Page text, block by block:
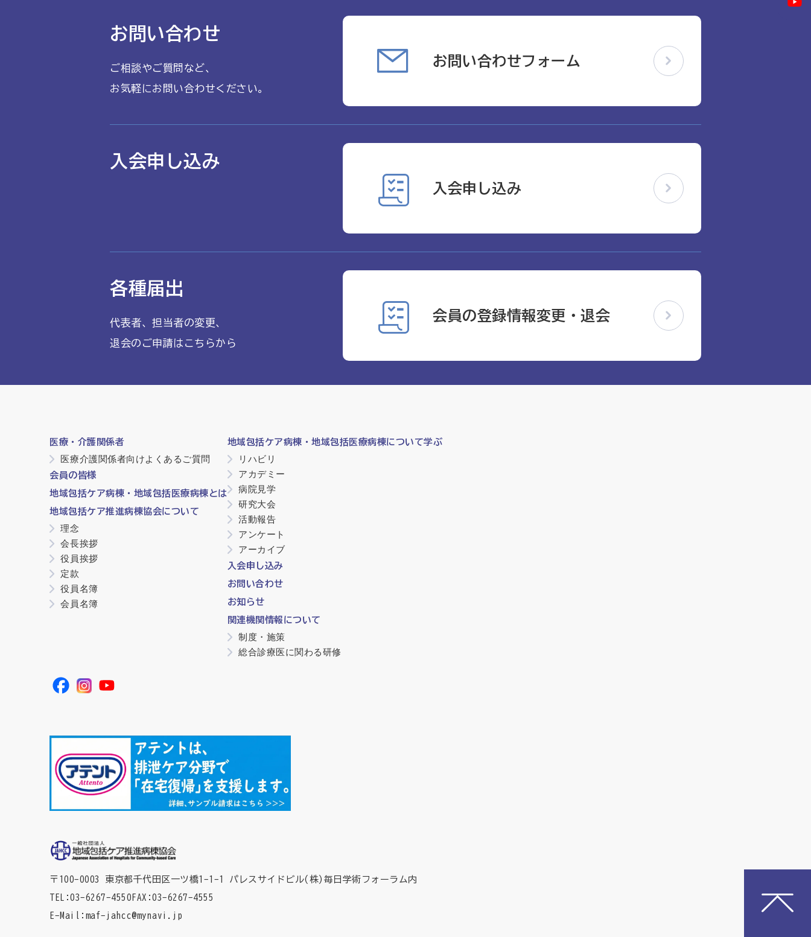
お知らせ
関連機関情報について
お問い合わせ
ご相談やご質問など、
お気軽にお問い合わせください。
お問い合わせフォーム
入会申し込み
入会申し込み
各種届出
代表者、担当者の変更、
退会のご申請はこちらから
会員の登録情報変更・退会
医療・介護関係者
医療介護関係者向けよくあるご質問
会員の皆様
地域包括ケア病棟・地域包括医療病棟とは
地域包括ケア推進病棟協会について
理念
会長挨拶
役員挨拶
定款
役員名簿
会員名簿
地域包括ケア病棟・地域包括医療病棟について学ぶ
リハビリ
アカデミー
病院見学
研究大会
活動報告
アンケート
アーカイブ
入会申し込み
お問い合わせ
お知らせ
関連機関情報について
制度・施策
総合診療医に関わる研修
〒100-0003 東京都千代田区一ツ橋1-1-1
パレスサイドビル(株)毎日学術フォーラム内
TEL
03-6267-4550 FAX
03-6267-4555
E-Mail
maf-jahcc@mynavi.jp